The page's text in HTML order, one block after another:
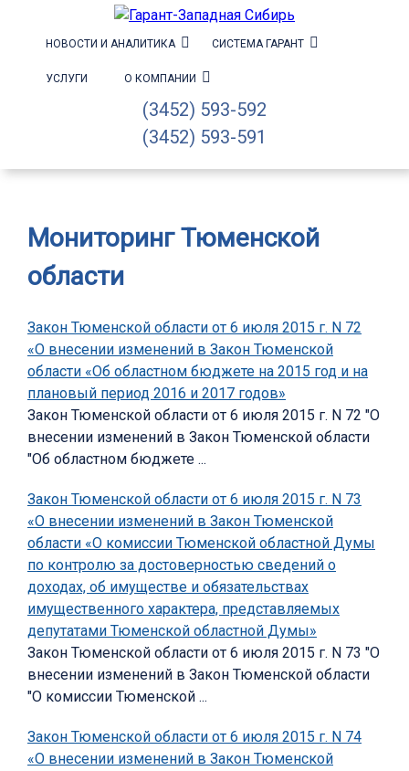
НОВОСТИ И АНАЛИТИКА СИСТЕМА ГАРАНТ
УСЛУГИ О КОМПАНИИ
(3452) 593-592
(3452) 593-591
Мониторинг Тюменской
области
Закон Тюменской области от 6 июля 2015 г. N 72
«О внесении изменений в Закон Тюменской
области «Об областном бюджете на 2015 год и на
плановый период 2016 и 2017 годов»
Закон Тюменской области от 6 июля 2015 г. N 72 "О
внесении изменений в Закон Тюменской области
"Об областном бюджете ...
Закон Тюменской области от 6 июля 2015 г. N 73
«О внесении изменений в Закон Тюменской
области «О комиссии Тюменской областной Думы
по контролю за достоверностью сведений о
доходах, об имуществе и обязательствах
имущественного характера, представляемых
депутатами Тюменской областной Думы»
Закон Тюменской области от 6 июля 2015 г. N 73 "О
внесении изменений в Закон Тюменской области
"О комиссии Тюменской ...
Закон Тюменской области от 6 июля 2015 г. N 74
«О внесении изменений в Закон Тюменской